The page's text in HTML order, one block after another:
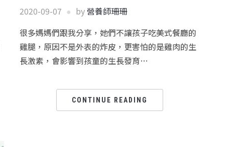
2020-09-07 by營養師珊珊
很多媽媽們跟我分享，她們不讓孩子吃美式餐廳的
雞腿，原因不是外表的炸皮，更害怕的是雞肉的生
長激素，會影響到孩童的生長發育…
CONTINUE READING